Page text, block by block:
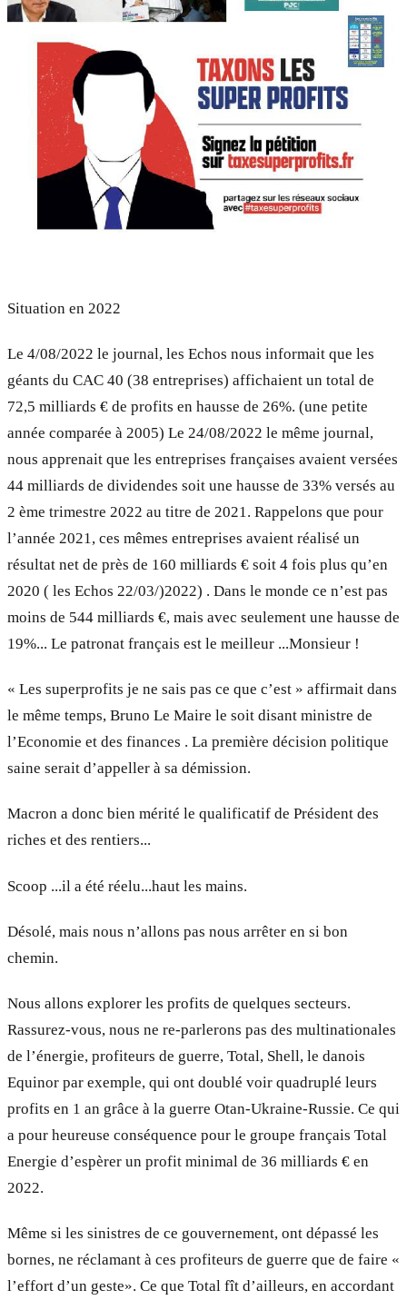
Situation en 2022
Le 4/08/2022 le journal, les Echos nous informait que les
géants du CAC 40 (38 entreprises) affichaient un total de
72,5 milliards € de profits en hausse de 26%. (une petite
année comparée à 2005) Le 24/08/2022 le même journal,
nous apprenait que les entreprises françaises avaient versées
44 milliards de dividendes soit une hausse de 33% versés au
2 ème trimestre 2022 au titre de 2021. Rappelons que pour
l’année 2021, ces mêmes entreprises avaient réalisé un
résultat net de près de 160 milliards € soit 4 fois plus qu’en
2020 ( les Echos 22/03/)2022) . Dans le monde ce n’est pas
moins de 544 milliards €, mais avec seulement une hausse de
19%... Le patronat français est le meilleur ...Monsieur !
« Les superprofits je ne sais pas ce que c’est » affirmait dans
le même temps, Bruno Le Maire le soit disant ministre de
l’Economie et des finances . La première décision politique
saine serait d’appeller à sa démission.
Macron a donc bien mérité le qualificatif de Président des
riches et des rentiers...
Scoop ...il a été réelu...haut les mains.
Désolé, mais nous n’allons pas nous arrêter en si bon
chemin.
Nous allons explorer les profits de quelques secteurs.
Rassurez-vous, nous ne re-parlerons pas des multinationales
de l’énergie, profiteurs de guerre, Total, Shell, le danois
Equinor par exemple, qui ont doublé voir quadruplé leurs
profits en 1 an grâce à la guerre Otan-Ukraine-Russie. Ce qui
a pour heureuse conséquence pour le groupe français Total
Energie d’espèrer un profit minimal de 36 milliards € en
2022.
Même si les sinistres de ce gouvernement, ont dépassé les
bornes, ne réclamant à ces profiteurs de guerre que de faire «
l’effort d’un geste». Ce que Total fît d’ailleurs, en accordant